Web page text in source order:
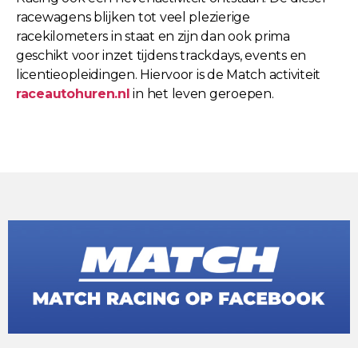
racewagens blijken tot veel plezierige
racekilometers in staat en zijn dan ook prima
geschikt voor inzet tijdens trackdays, events en
licentieopleidingen. Hiervoor is de Match activiteit
raceautohuren.nl in het leven geroepen.